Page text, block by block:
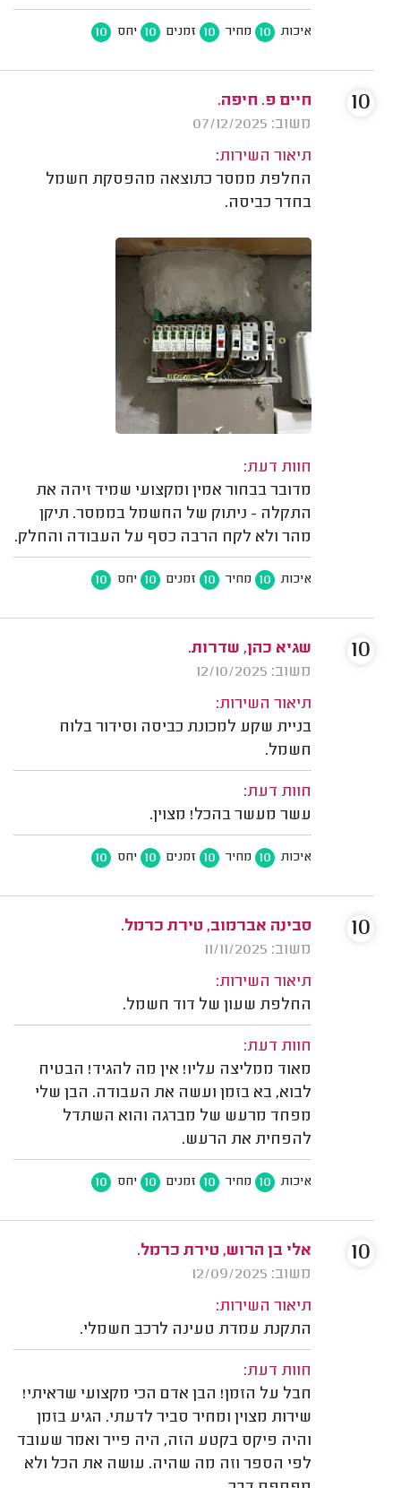
איכות 10 מחיר 10 זמנים 10 יחס 10
חיים פ. חיפה.
משוב: 07/12/2025
תיאור השירות:
החלפת ממסר כתוצאה מהפסקת חשמל
בחדר כביסה.
חוות דעת:
מדובר בבחור אמין ומקצועי שמיד זיהה את
התקלה - ניתוק של החשמל בממסר. תיקן
מהר ולא לקח הרבה כסף על העבודה והחלק.
איכות 10 מחיר 10 זמנים 10 יחס 10
10
שגיא כהן, שדרות.
משוב: 12/10/2025
תיאור השירות:
בניית שקע למכונת כביסה וסידור בלוח
חשמל.
חוות דעת:
עשר מעשר בהכל! מצוין.
איכות 10 מחיר 10 זמנים 10 יחס 10
10
סבינה אברמוב, טירת כרמל.
משוב: 11/11/2025
תיאור השירות:
החלפת שעון של דוד חשמל.
חוות דעת:
מאוד ממליצה עליו! אין מה להגיד! הבטיח
לבוא, בא בזמן ועשה את העבודה. הבן שלי
מפחד מרעש של מברגה והוא השתדל
להפחית את הרעש.
איכות 10 מחיר 10 זמנים 10 יחס 10
10
אלי בן הרוש, טירת כרמל.
משוב: 12/09/2025
תיאור השירות:
התקנת עמדת טעינה לרכב חשמלי.
חוות דעת:
חבל על הזמן! הבן אדם הכי מקצועי שראיתי!
שירות מצוין ומחיר סביר לדעתי. הגיע בזמן
והיה פיקס בקטע הזה, היה פייר ואמר שעובד
לפי הספר וזה מה שהיה. עושה את הכל ולא
10